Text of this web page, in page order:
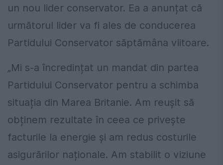
un nou lider conservator. Ea a anunțat că
următorul lider va fi ales de conducerea
Partidului Conservator săptămâna viitoare.
„Mi s-a încredințat un mandat din partea
Partidului Conservator pentru a schimba
situația din Marea Britanie. Am reușit să
obținem rezultate în ceea ce privește
facturile la energie și am redus costurile
asigurărilor naționale. Am stabilit o viziune